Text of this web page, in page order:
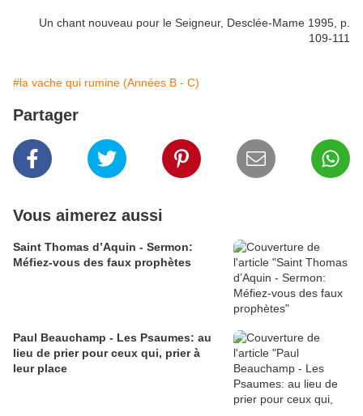
Un chant nouveau pour le Seigneur, Desclée-Mame 1995, p.
109-111
#la vache qui rumine (Années B - C)
Partager
Vous aimerez aussi
Saint Thomas d’Aquin - Sermon:
Méfiez-vous des faux prophètes
Paul Beauchamp - Les Psaumes: au
lieu de prier pour ceux qui, prier à
leur place